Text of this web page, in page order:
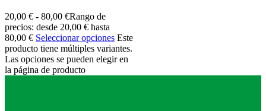
20,00 € - 80,00 €Rango de
precios: desde 20,00 € hasta
80,00 € Seleccionar opciones Este
producto tiene múltiples variantes.
Las opciones se pueden elegir en
la página de producto